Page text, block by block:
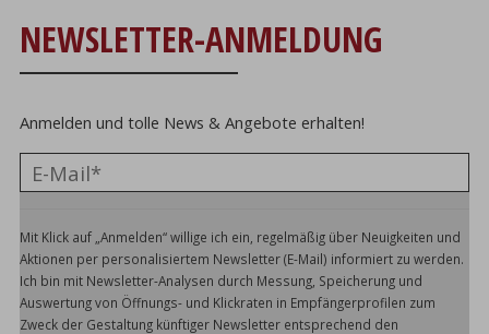
NEWSLETTER-ANMELDUNG
Anmelden und tolle News & Angebote erhalten!
Mit Klick auf „Anmelden“ willige ich ein, regelmäßig über Neuigkeiten und
Aktionen per personalisiertem Newsletter (E-Mail) informiert zu werden.
Ich bin mit Newsletter-Analysen durch Messung, Speicherung und
Auswertung von Öffnungs- und Klickraten in Empfängerprofilen zum
Zweck der Gestaltung künftiger Newsletter entsprechend den